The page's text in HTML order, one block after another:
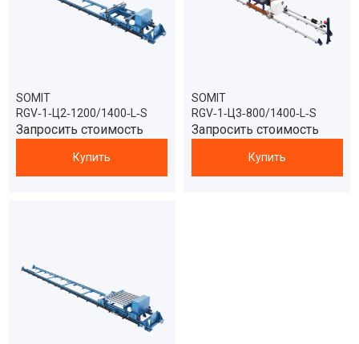
SOMIT
RGV‑1‑Ц2‑1200/1400‑L‑S
Запросить стоимость
Купить
SOMIT
RGV‑1‑Ц3‑800/1400‑L‑S
Запросить стоимость
Купить